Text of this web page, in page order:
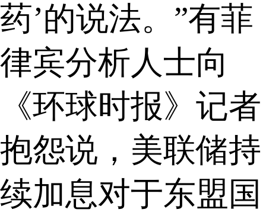
药’的说法。”有菲
律宾分析人士向
《环球时报》记者
抱怨说，美联储持
续加息对于东盟国